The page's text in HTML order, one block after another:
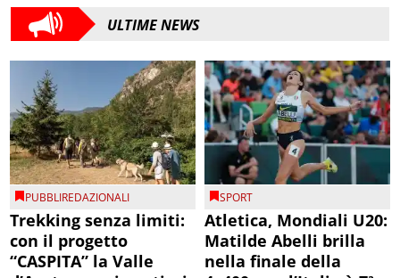
ULTIME NEWS
PUBBLIREDAZIONALI
Trekking senza limiti:
con il progetto
“CASPITA” la Valle
SPORT
Atletica, Mondiali U20:
Matilde Abelli brilla
nella finale della